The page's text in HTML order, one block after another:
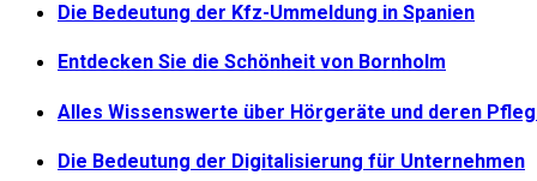
Die Bedeutung der Kfz-Ummeldung in Spanien
Entdecken Sie die Schönheit von Bornholm
Alles Wissenswerte über Hörgeräte und deren
Die Bedeutung der Digitalisierung für Unternehmen